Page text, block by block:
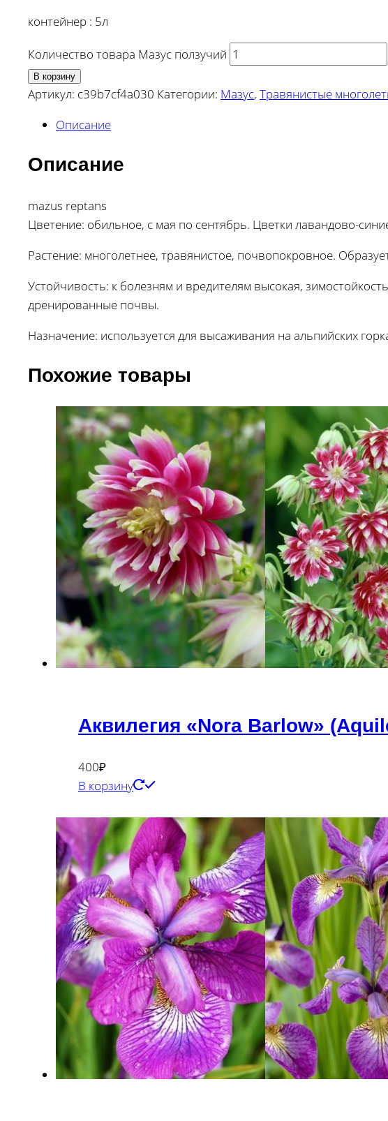
контейнер : 5л
Количество товара Мазус ползучий
В корзину
Артикул: c39b7cf4a030 Категории: Мазус, Травянистые
Описание
Описание
mazus reptans
Цветение: обильное, с мая по сентябрь. Цветки лавандово-
Растение: многолетнее, травянистое, почвопокровное.
Устойчивость: к болезням и вредителям высокая,
дренированные почвы.
Назначение: используется для высаживания на альпийских
Похожие товары
Аквилегия «Nora Barlow»
400₽
В корзину